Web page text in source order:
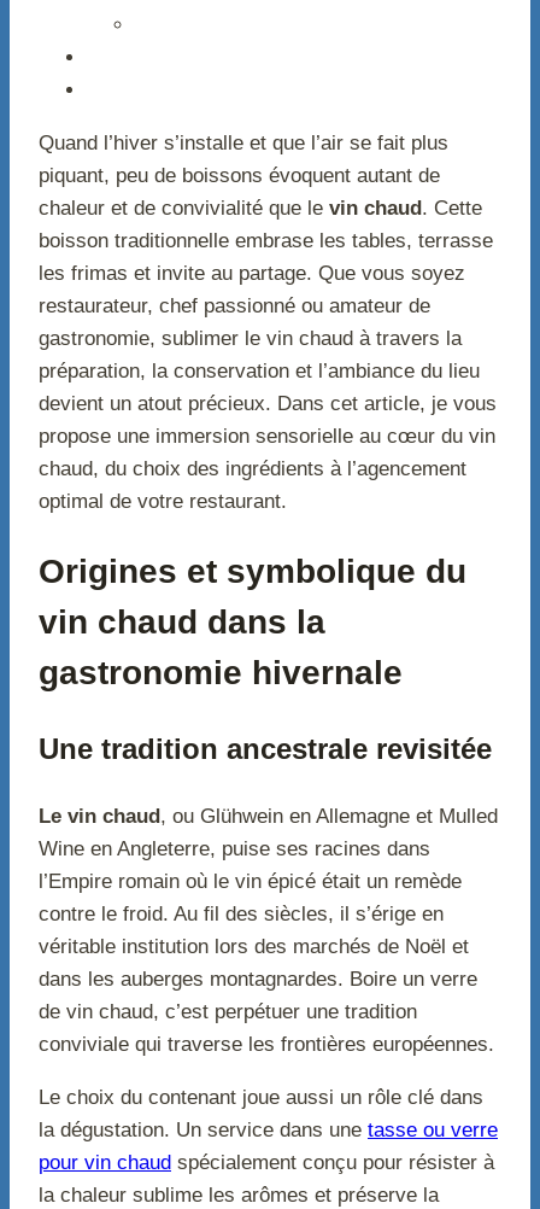
Quand l’hiver s’installe et que l’air se fait plus
piquant, peu de boissons évoquent autant de
chaleur et de convivialité que le vin chaud . Cette
boisson traditionnelle embrase les tables, terrasse
les frimas et invite au partage. Que vous soyez
restaurateur, chef passionné ou amateur de
gastronomie, sublimer le vin chaud à travers la
préparation, la conservation et l’ambiance du lieu
devient un atout précieux. Dans cet article, je vous
propose une immersion sensorielle au cœur du vin
chaud, du choix des ingrédients à l’agencement
optimal de votre restaurant.
Origines et symbolique du
vin chaud dans la
gastronomie hivernale
Une tradition ancestrale revisitée
Le vin chaud, ou Glühwein en Allemagne et Mulled
Wine en Angleterre, puise ses racines dans
l’Empire romain où le vin épicé était un remède
contre le froid. Au fil des siècles, il s’érige en
véritable institution lors des marchés de Noël et
dans les auberges montagnardes. Boire un verre
de vin chaud, c’est perpétuer une tradition
conviviale qui traverse les frontières européennes.
Le choix du contenant joue aussi un rôle clé dans
la dégustation. Un service dans une tasse ou verre
pour vin chaud spécialement conçu pour résister à
la chaleur sublime les arômes et préserve la